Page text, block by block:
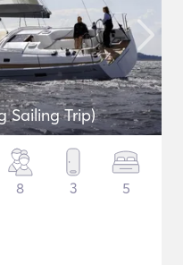
Sailing Trip)
8 3 5